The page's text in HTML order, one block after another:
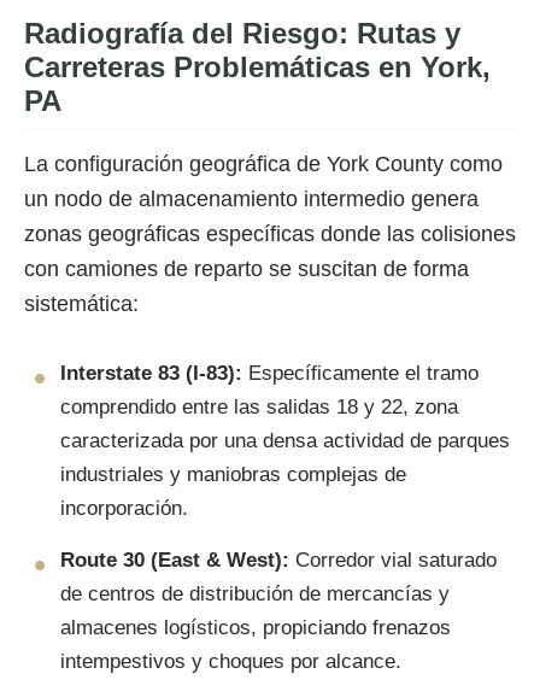
Radiografía del Riesgo: Rutas y
Carreteras Problemáticas en York,
PA
La configuración geográfica de York County como
un nodo de almacenamiento intermedio genera
zonas geográficas específicas donde las colisiones
con camiones de reparto se suscitan de forma
sistemática:
Interstate 83 (I-83): Específicamente el tramo
comprendido entre las salidas 18 y 22, zona
caracterizada por una densa actividad de parques
industriales y maniobras complejas de
incorporación.
Route 30 (East & West): Corredor vial saturado
de centros de distribución de mercancías y
almacenes logísticos, propiciando frenazos
intempestivos y choques por alcance.